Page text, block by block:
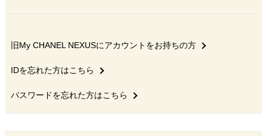
旧My CHANEL NEXUSにアカウントをお持ちの方
IDを忘れた方はこちら
パスワードを忘れた方はこちら